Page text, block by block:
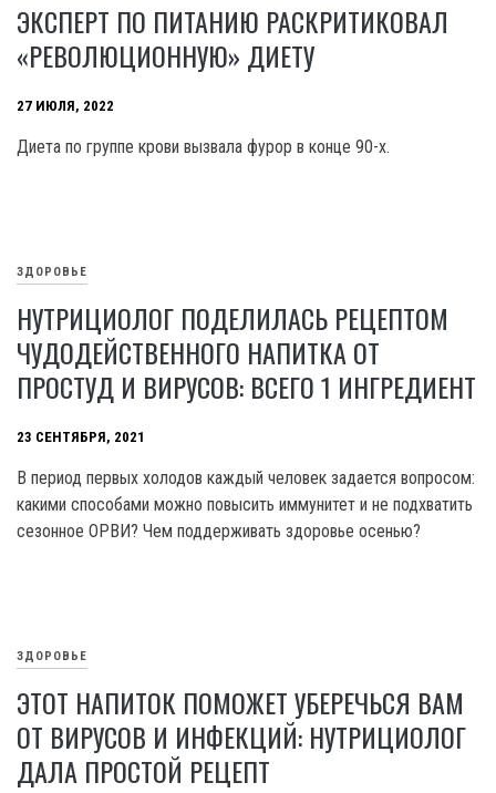
ЭКСПЕРТ ПО ПИТАНИЮ РАСКРИТИКОВАЛ
«РЕВОЛЮЦИОННУЮ» ДИЕТУ
27 ИЮЛЯ, 2022
Диета по группе крови вызвала фурор в конце 90-х.
ЗДОРОВЬЕ
НУТРИЦИОЛОГ ПОДЕЛИЛАСЬ РЕЦЕПТОМ
ЧУДОДЕЙСТВЕННОГО НАПИТКА ОТ
ПРОСТУД И ВИРУСОВ: ВСЕГО 1 ИНГРЕДИЕНТ
23 СЕНТЯБРЯ, 2021
В период первых холодов каждый человек задается вопросом:
какими способами можно повысить иммунитет и не подхватить
сезонное ОРВИ? Чем поддерживать здоровье осенью?
ЗДОРОВЬЕ
ЭТОТ НАПИТОК ПОМОЖЕТ УБЕРЕЧЬСЯ ВАМ
ОТ ВИРУСОВ И ИНФЕКЦИЙ: НУТРИЦИОЛОГ
ДАЛА ПРОСТОЙ РЕЦЕПТ